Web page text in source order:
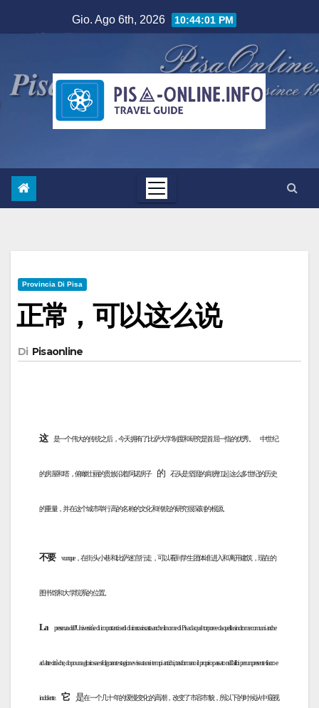
al
Gio. Ago 6th, 2026 10:44:02 PM
Provincia Di Pisa
正常，可以这么说
Di Pisaonline
这 是一个伟大的传统之后，今天拥有了比萨大学制度和研究是首屈一指的优秀。 中世纪
的房屋和塔，俯瞰壮丽的贵族沿着阿诺房子 的 石头是坚固的肩膀扛起这么多世纪的历史
的重量，并在这个城市举行高的名称的文化和传统的研究很深刻的根源。
不要 vunque，在街头小巷和比萨迷宫行走，可以看到学生团体谁进入和离开建筑，现在的
图书馆和大学院系的位置。
La presenza dell’Università e di importanti sedi di ricerca riscatta anche il nome di Pisa da quel torpore e da quella sindrome comuni anche
ad altre città che, dopo una gloriosa e sfolgorante stagione vissuta nei tempi antichi, trasformano il proprio passato nell’alibi per un presente fiacco e
indolente. 它 是在一个几十年的缓慢变化的高潮，改变了市容市貌，所以下的时候从中窥视